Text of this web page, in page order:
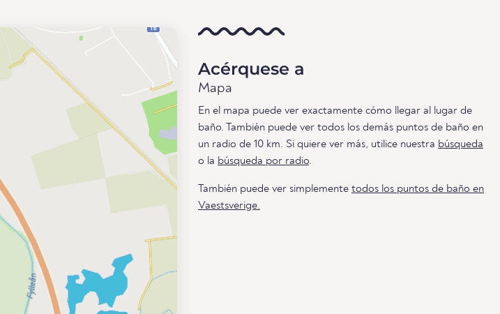
Acérquese a
Mapa
En el mapa puede ver exactamente cómo llegar al lugar de
baño. También puede ver todos los demás puntos de baño en
un radio de 10 km. Si quiere ver más, utilice nuestra búsqueda
o la búsqueda por radio.
También puede ver simplemente todos los puntos de baño en
Vaestsverige.